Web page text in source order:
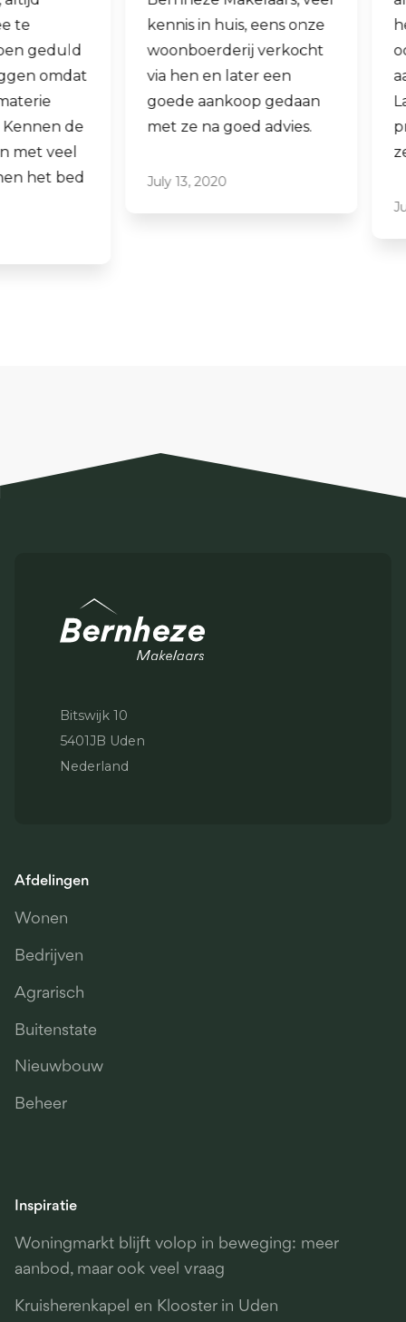
kennis in huis, eens onze
woonboerderij verkocht
via hen en later een
goede aankoop gedaan
met ze na goed advies.
July 13, 2020
hen laten
ook een woning
aankopen.
Laagdrempelig
professioneel, ik
Bitswijk 10
5401JB Uden
Nederland
Afdelingen
Wonen
Bedrijven
Agrarisch
Buitenstate
Nieuwbouw
Beheer
Inspiratie
Woningmarkt blijft volop in beweging: meer
aanbod, maar ook veel vraag
Kruisherenkapel en Klooster in Uden